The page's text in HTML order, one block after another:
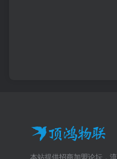
本站提供招商加盟论坛，